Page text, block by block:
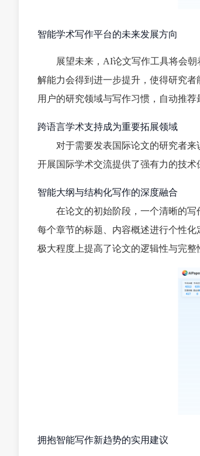
智能学术写作平台的未来发展方向
展望未来，AI论文写作工具将会
解能力会得到进一步提升，使得研究
用户的研究领域与写作习惯，自动推荐
跨语言学术支持成为重要拓展领域
对于需要发表国际论文的研究者来
开展国际学术交流提供了强有力的技
智能大纲与结构化写作的深度融合
在论文的初始阶段，一个清晰的写
每个章节的标题、内容概述进行个性
极大程度上提高了论文的逻辑性与完整
拥抱智能写作新趋势的实用建议